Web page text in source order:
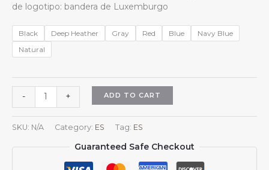
de logotipo: bandera de Luxemburgo
Black Deep Heather Gray Red Blue
Navy Blue
Natural
-
de
béisbol
vaquera
con
+ ADD TO CART
SKU: N/A Category: ES Tag: ES
Guaranteed Safe Checkout